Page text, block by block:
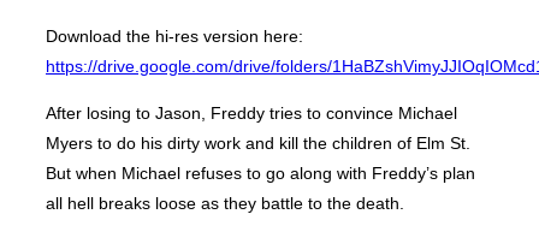
Download the hi-res version here:
https://drive.google.com/drive/folders/
After losing to Jason, Freddy tries to convince Michael
Myers to do his dirty work and kill the children of Elm St.
But when Michael refuses to go along with Freddy’s plan
all hell breaks loose as they battle to the death.